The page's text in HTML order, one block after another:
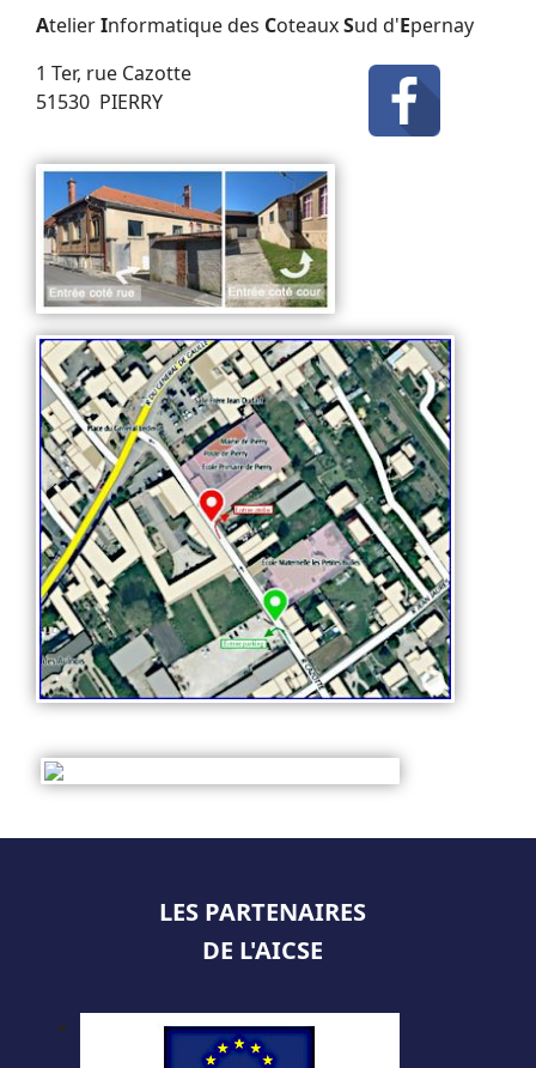
AtelierInformatique des CoteauxSud d'Epernay
1 Ter, rue Cazotte
51530 PIERRY
LES PARTENAIRES
DE L'AICSE